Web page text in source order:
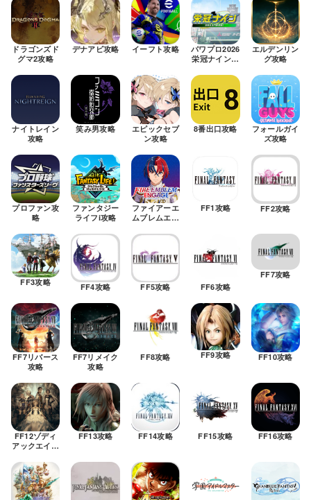
ドラゴンズド
グマ2攻略
デナアビ攻略 イーフト攻略
パワプロ2026
栄冠ナイン攻
エルデンリン
グ攻略
ナイトレイン
攻略
笑み男攻略
エピックセブ
ン攻略
8番出口攻略
フォールガイ
ズ攻略
プロファン攻
略
ファンタジー
ライフi攻略
ファイアーエ
ムブレムエン
FF1攻略 FF2攻略
FF3攻略 FF4攻略 FF5攻略 FF6攻略
FF7攻略
FF7リバース
攻略
FF7リメイク
攻略
FF8攻略 FF9攻略 FF10攻略
FF12ゾディ
アックエイジ
FF13攻略 FF14攻略 FF15攻略 FF16攻略